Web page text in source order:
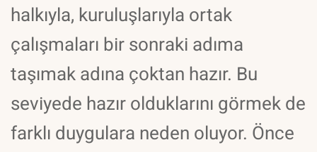
halkıyla, kuruluşlarıyla ortak
çalışmaları bir sonraki adıma
taşımak adına çoktan hazır. Bu
seviyede hazır olduklarını görmek de
farklı duygulara neden oluyor. Önce